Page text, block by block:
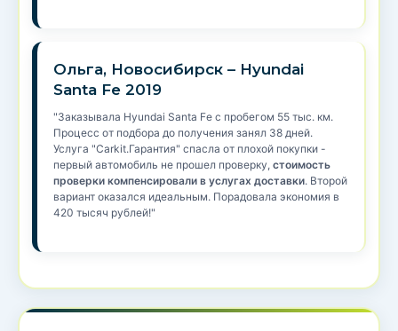
Ольга, Новосибирск – Hyundai
Santa Fe 2019
"Заказывала Hyundai Santa Fe с пробегом 55 тыс. км.
Процесс от подбора до получения занял 38 дней.
Услуга "Carkit.Гарантия" спасла от плохой покупки -
первый автомобиль не прошел проверку, стоимость
проверки компенсировали в услугах доставки. Второй
вариант оказался идеальным. Порадовала экономия в
420 тысяч рублей!"